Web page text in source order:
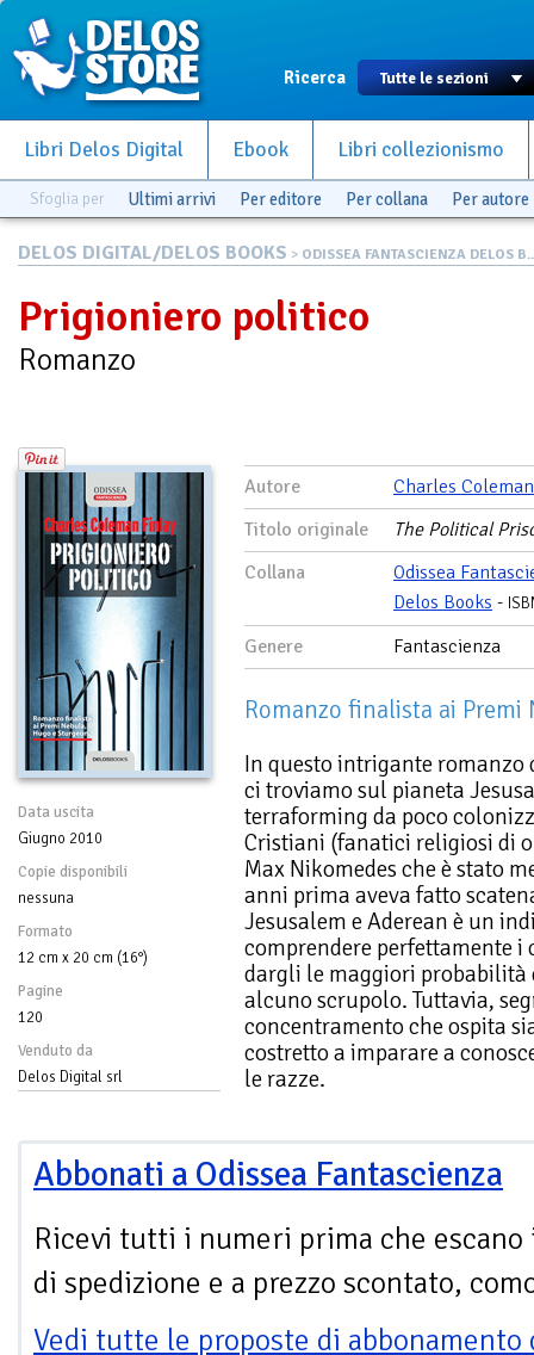
Ricerca
Libri Delos Digital Ebook Libri collezionismo
Sfoglia per Ultimi arrivi Per editore Per collana Per autore
DELOS DIGITAL/DELOS BOOKS > ODISSEA FANTASCIENZA DELOS
Prigioniero politico
Romanzo
Data uscita
Giugno 2010
Copie disponibili
nessuna
Formato
12 cm x 20 cm (16°)
Pagine
120
Venduto da
Delos Digital srl
Autore
Charles
Titolo originale
The Political
Collana
Odissea
Delos Books -
Genere Fantascienza
Romanzo finalista ai
In questo intrigante
ci troviamo sul pianeta
terraforming da poco
Cristiani (fanatici religiosi di
Max Nikomedes che è stato
anni prima aveva fatto
Jesusalem e Aderean è un
comprendere perfettamente
dargli le maggiori probabilità
alcuno scrupolo. Tuttavia,
concentramento che ospita
costretto a imparare a
le razze.
Abbonati a Odissea Fantascienza
Ricevi tutti i numeri prima che escano
di spedizione e a prezzo scontato,
Vedi tutte le proposte di